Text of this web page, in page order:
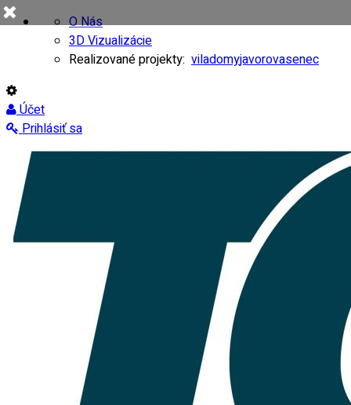
O Nás
3D Vizualizácie
Realizované projekty: viladomyjavorovasenec
Účet
Prihlásiť sa